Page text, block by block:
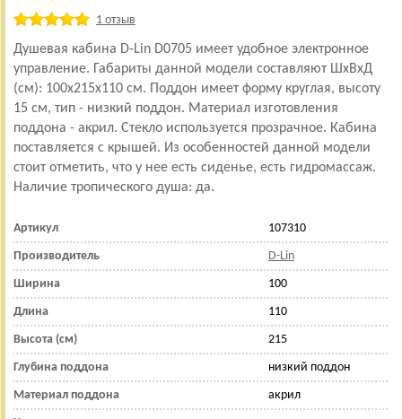
1 отзыв
Душевая кабина D-Lin D0705 имеет удобное электронное
управление. Габариты данной модели составляют ШхВхД
(см): 100x215x110 см. Поддон имеет форму круглая, высоту
15 см, тип - низкий поддон. Материал изготовления
поддона - акрил. Стекло используется прозрачное. Кабина
поставляется с крышей. Из особенностей данной модели
стоит отметить, что у нее есть сиденье, есть гидромассаж.
Наличие тропического душа: да.
Артикул 107310
Производитель D-Lin
Ширина 100
Длина 110
Высота (см) 215
Глубина поддона низкий поддон
Материал поддона акрил